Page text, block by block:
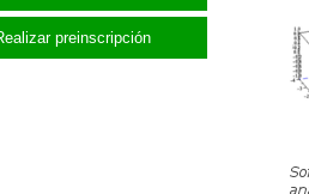
preinscripción